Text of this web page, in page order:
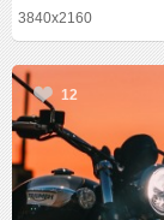
3840x2160
12